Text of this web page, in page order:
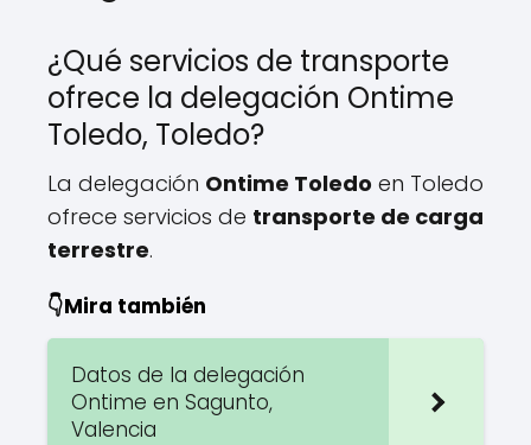
¿Qué servicios de transporte
ofrece la delegación Ontime
Toledo, Toledo?
La delegación Ontime Toledo en Toledo
ofrece servicios de transporte de carga
terrestre.
👇Mira también
Datos de la delegación
Ontime en Sagunto,
Valencia